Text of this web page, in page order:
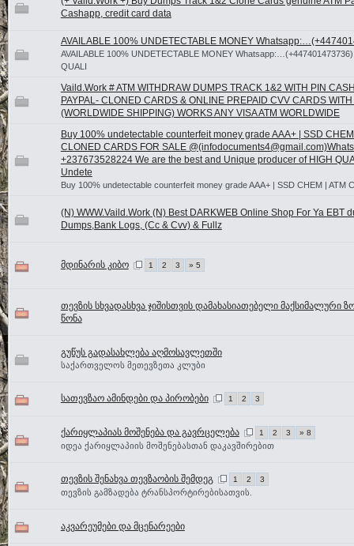
Cashapp, credit card data
AVAILABLE 100% UNDETECTABLE MONEY
AVAILABLE 100% UNDETECTABLE MONEY
QUALI
Vaild.Work # ATM WITHDRAW DUMPS TRACK 1&2 WITH PIN
PAYPAL- CLONED CARDS & ONLINE PREPAID CVV CARDS
(WORLDWIDE SHIPPING) WORKS ANY VISA ATM WORLDWIDE
Buy 100% undetectable counterfeit money grade AAA+ | SSD CHEM
CLONED CARDS FOR SALE
+237673528224 We are the best and Unique producer of HIGH
Undete
Buy 100% undetectable counterfeit money grade AAA+ | SSD CHEM | ATM
(N) WWW.Vaild.Work (N) Best DARKWEB Online Shop For Ya EBT
Dumps,Bank Logs, (Cc & Cvv) & Fullz
მდინარის კიბო 1 2 3 » 5
თევზის სხვადასხვა ჯიშისთვის დამახასიათებელი მაქსიმალური
წონა
გუწუს გადასახლება აღმოსავლეთში
საქართველოს მეთევზეთა კლუბი
სათევზაო ამინდები და პირობები 1 2 3
ქარიყლაპიას მოშენება და გავრცელება 1 2 3 » 8
იდეა ქარიყლაპიის მოშენებასთან დაკავშირებით
თევზის შენახვა თევზაობის შემდეგ 1 2 3
თევზის გამზადება ტრანსპორტირებისათვის.
აკვარეუმები და მცენარეები